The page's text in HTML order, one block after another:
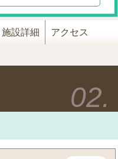
施設詳細 アクセス